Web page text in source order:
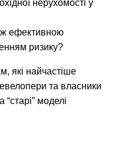
нерухомості у
ефективною
ризику?
які найчастіше
та власники
“старі” моделі